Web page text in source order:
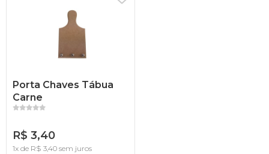
Porta Chaves Tábua
Carne
R$ 3,40
1x de R$ 3,40 sem juros